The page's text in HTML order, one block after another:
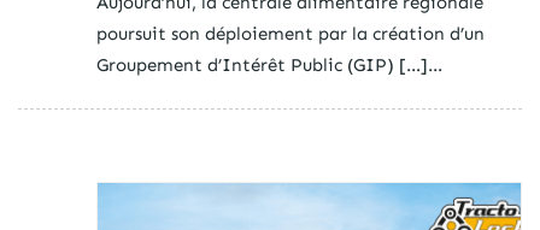
poursuit son déploiement par la création d’un
Groupement d’Intérêt Public (GIP) […]...